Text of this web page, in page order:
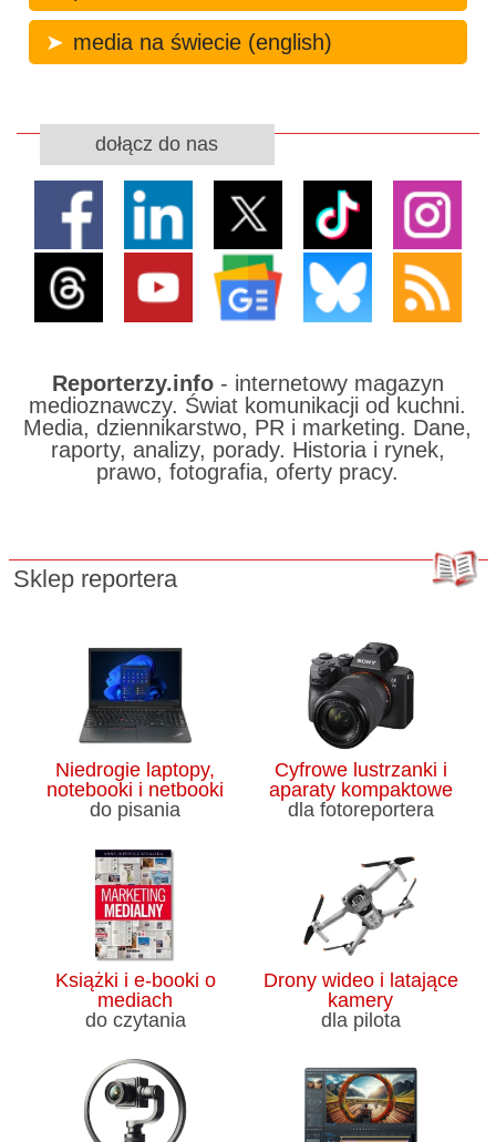
media na świecie (english)
dołącz do nas
Reporterzy.info- internetowy magazyn
medioznawczy. Świat komunikacji od kuchni.
Media, dziennikarstwo, PR i marketing. Dane,
raporty, analizy, porady. Historia i rynek,
prawo, fotografia, oferty pracy.
Sklep reportera
Niedrogie laptopy,
notebooki i netbooki
do pisania
Cyfrowe lustrzanki i
aparaty kompaktowe
dla fotoreportera
Książki i e-booki o
mediach
do czytania
Drony wideo i latające
kamery
dla pilota